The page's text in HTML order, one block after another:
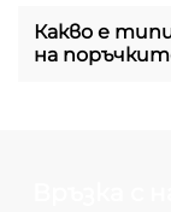
Какво е
на